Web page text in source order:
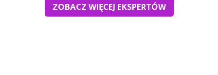
ZOBACZ WIĘCEJ EKSPERTÓW